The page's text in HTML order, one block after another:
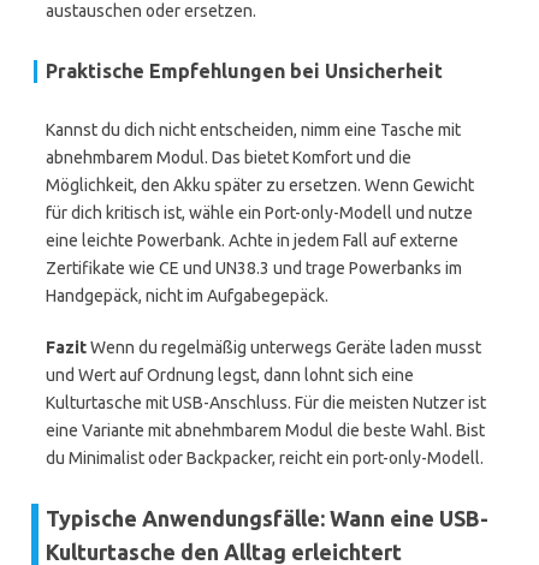
austauschen oder ersetzen.
Praktische Empfehlungen bei Unsicherheit
Kannst du dich nicht entscheiden, nimm eine Tasche mit
abnehmbarem Modul. Das bietet Komfort und die
Möglichkeit, den Akku später zu ersetzen. Wenn Gewicht
für dich kritisch ist, wähle ein Port-only-Modell und nutze
eine leichte Powerbank. Achte in jedem Fall auf externe
Zertifikate wie CE und UN38.3 und trage Powerbanks im
Handgepäck, nicht im Aufgabegepäck.
FazitWenn du regelmäßig unterwegs Geräte laden musst
und Wert auf Ordnung legst, dann lohnt sich eine
Kulturtasche mit USB-Anschluss. Für die meisten Nutzer ist
eine Variante mit abnehmbarem Modul die beste Wahl. Bist
du Minimalist oder Backpacker, reicht ein port-only-Modell.
Typische Anwendungsfälle: Wann eine USB-
Kulturtasche den Alltag erleichtert